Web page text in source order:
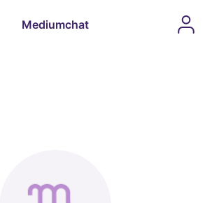
Mediumchat